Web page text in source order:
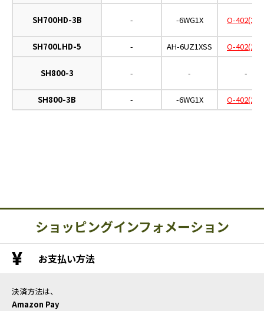
SH700HD-3B - -6WG1X O-402(2ヶ)
SH700LHD-5 - AH-6UZ1XSS O-402(2ヶ)
SH800-3 - - -
SH800-3B - -6WG1X O-402(2ヶ)
ショッピングインフォメーション
お支払い方法
決済方法は、
Amazon Pay